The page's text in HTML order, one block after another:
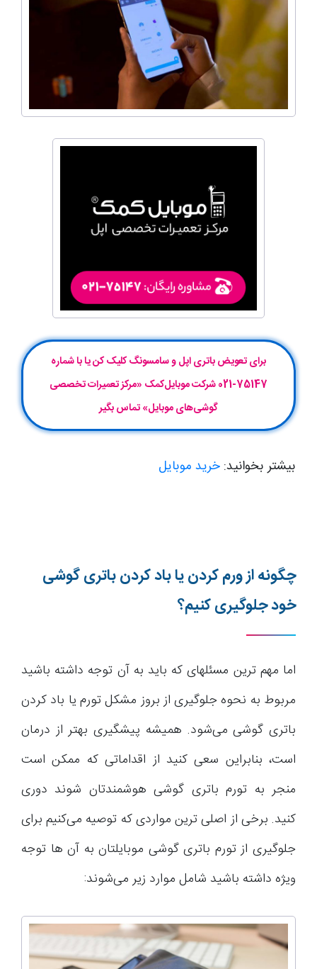
برای تعویض باتری اپل و سامسونگ کلیک کن یا با شماره
75147-021 شرکت موبایل‌کمک «مرکز تعمیرات تخصصی
گوشی‌های موبایل» تماس بگیر
بیشتر بخوانید: خرید موبایل
چگونه از ورم کردن یا باد کردن باتری گوشی
خود جلوگیری کنیم؟
اما مهم ترین مسئله‎ای که باید به آن توجه داشته باشید
مربوط به نحوه جلوگیری از بروز مشکل تورم یا باد کردن
باتری گوشی می‌شود. همیشه پیشگیری بهتر از درمان
است، بنابراین سعی کنید از اقداماتی که ممکن است
منجر به تورم باتری گوشی هوشمندتان شوند دوری
کنید. برخی از اصلی ترین مواردی که توصیه می‌کنیم برای
جلوگیری از تورم باتری گوشی موبایلتان به آن ها توجه
ویژه داشته باشید شامل موارد زیر می‌شوند: